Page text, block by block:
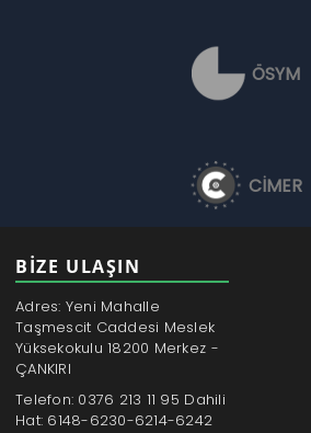
ÖSYM
CİMER
BİZE ULAŞIN
Adres: Yeni Mahalle
Taşmescit Caddesi Meslek
Yüksekokulu 18200 Merkez -
ÇANKIRI
Telefon: 0376 213 11 95 Dahili
Hat: 6148-6230-6214-6242